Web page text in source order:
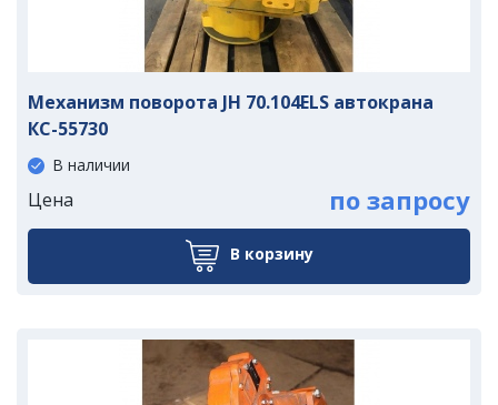
Механизм поворота JH 70.104ELS автокрана
КС-55730
В наличии
Цена по запросу
В корзину